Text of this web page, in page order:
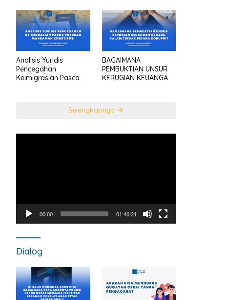
konstitusional
Presiden sebagai “the
highest diplomatic
head””
Analisis Yuridis
Pencegahan
Keimigrasian Pasca
BAGAIMANA
PEMBUKTIAN UNSUR
KERUGIAN KEUANGAN
Selengkapnya
00:00 01:40:21
Dialog